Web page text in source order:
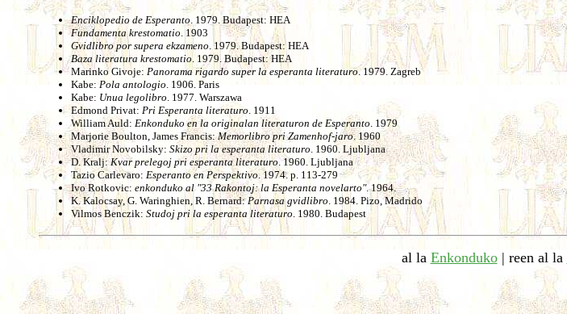
Enciklopedio de Esperanto. 1979. Budapest: HEA
Fundamenta krestomatio. 1903
Gvidlibro por supera ekzameno. 1979. Budapest: HEA
Baza literatura krestomatio. 1979. Budapest: HEA
Marinko Givoje: Panorama rigardo super la esperanta literaturo. 1979. Zagreb
Kabe: Pola antologio. 1906. Paris
Kabe: Unua legolibro. 1977. Warszawa
Edmond Privat: Pri Esperanta literaturo. 1911
William Auld: Enkonduko en la originalan literaturon de Esperanto. 1979
Marjorie Boulton, James Francis:Memorlibro pri Zamenhof-jaro. 1960
Vladimir Novobilsky: Skizo pri la esperanta literaturo. 1960. Ljubljana
D. Kralj:Kvar prelegoj pri esperanta literaturo. 1960. Ljubljana
Tazio Carlevaro: Esperanto en Perspektivo. 1974. p. 113-279
Ivo Rotkovic: enkonduko al "33 Rakontoj: la Esperanta novelarto". 1964.
K. Kalocsay, G. Waringhien, R. Bernard:Parnasa gvidlibro. 1984. Pizo, Madrido
Vilmos Benczik: Studoj pri la esperanta literaturo. 1980. Budapest
al la Enkonduko| reen al la